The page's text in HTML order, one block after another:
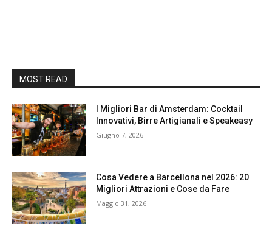
MOST READ
I Migliori Bar di Amsterdam: Cocktail
Innovativi, Birre Artigianali e Speakeasy
Giugno 7, 2026
Cosa Vedere a Barcellona nel 2026: 20
Migliori Attrazioni e Cose da Fare
Maggio 31, 2026